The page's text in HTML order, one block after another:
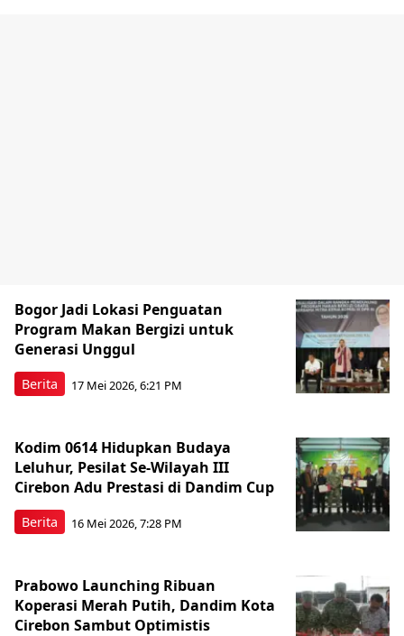
Berita
Bogor Jadi Lokasi Penguatan
Program Makan Bergizi untuk
Generasi Unggul
17 Mei 2026, 6:21 PM
Berita
Kodim 0614 Hidupkan Budaya
Leluhur, Pesilat Se-Wilayah III
Cirebon Adu Prestasi di Dandim Cup
16 Mei 2026, 7:28 PM
Prabowo Launching Ribuan
Koperasi Merah Putih, Dandim Kota
Cirebon Sambut Optimistis